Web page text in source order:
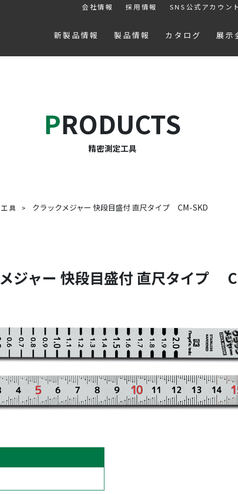
会社情報 採用情報 SNS公式アカウント
新製品情報 製品情報 カタログ 展示
PRODUCTS
精密測定工具
具 クラックメジャー 快段目盛付 直尺タイプCM-SKD
ジャー 快段目盛付 直尺タイプ